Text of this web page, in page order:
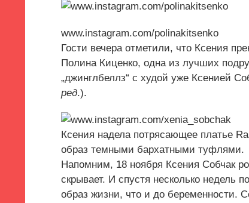
www.instagram.com/polinakitsenko
Гости вечера отметили, что Ксения
Полина Киценко, одна из лучших
„джинглбеллз“ с худой уже Ксенией
ред.).
Ксения надела потрясающее платье
образ темными бархатными туфлями.
Напомним, 18 ноября Ксения Собчак
скрывает. И спустя несколько недель
образ жизни, что и до беременности.